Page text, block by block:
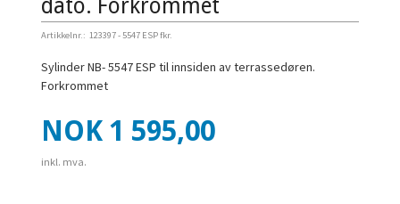
dato. Forkrommet
Artikkelnr.: 123397 - 5547 ESP fkr.
Sylinder NB- 5547 ESP til innsiden av terrassedøren.
Forkrommet
Pris
NOK 1 595,00
inkl. mva.